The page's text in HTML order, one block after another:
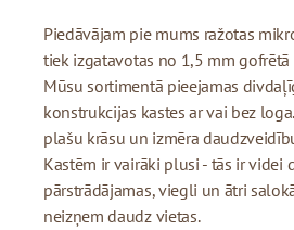
Piedāvājam pie mums ražotas
tiek izgatavotas no 1,5 mm gofrētā
Mūsu sortimentā pieejamas
konstrukcijas kastes ar vai bez
plašu krāsu un izmēra
Kastēm ir vairāki plusi - tās ir videi
pārstrādājamas, viegli un ātri
neizņem daudz vietas.